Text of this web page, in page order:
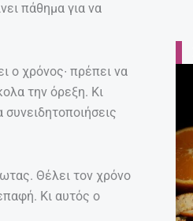
πάθημα για να
ο χρόνος∙ πρέπει να
την όρεξη. Κι
συνειδητοποιήσεις
Θέλει τον χρόνο
Κι αυτός ο